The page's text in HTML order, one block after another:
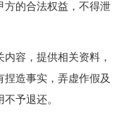
的合法权益，不得泄
容，提供相关资料，
造事实，弄虚作假及
予退还。